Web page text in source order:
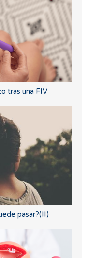
tras una FIV
pasar?(II)